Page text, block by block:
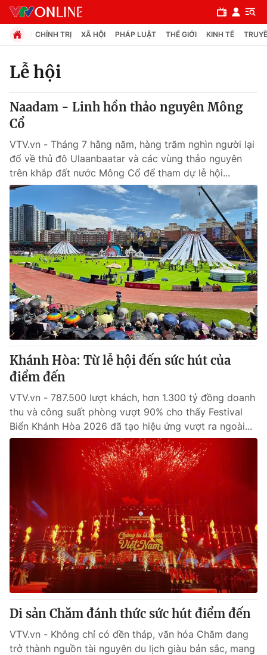
Chuyên mục
Chính trị
Xã hội
Pháp luật
Y tế
Thế giới
Tin tức
Thế giới đó đây
Câu chuyện quốc tế
Kinh tế
Tài chính
Thị trường
Góc doanh nghiệp
Dữ liệu và đời sống
Truyền hình
Hậu trường
Nhân vật
Giải trí
Điện ảnh
Đời sống
Chất lượng cuộc sống
Học trực tuyến
Công nghệ
Hitech Công nghệ tương lai
Sản phẩm
Thị trường
Tư vấn
Giao lưu trực tuyến
Lịch phát sóng
Chuyên mục khác
Emagazine Podcast
CHÍNH TRỊ XÃ HỘI PHÁP LUẬT THẾ GIỚI KINH TẾ
Lễ hội
Naadam - Linh hồn thảo nguyên Mông
Cổ
VTV.vn - Tháng 7 hằng năm, hàng trăm nghìn người lại
đổ về thủ đô Ulaanbaatar và các vùng thảo nguyên
trên khắp đất nước Mông Cổ để tham dự lễ hội...
Khánh Hòa: Từ lễ hội đến sức hút của
điểm đến
VTV.vn - 787.500 lượt khách, hơn 1.300 tỷ đồng doanh
thu và công suất phòng vượt 90% cho thấy Festival
Biển Khánh Hòa 2026 đã tạo hiệu ứng vượt ra ngoài...
Di sản Chăm đánh thức sức hút điểm đến
VTV.vn - Không chỉ có đền tháp, văn hóa Chăm đang
trở thành nguồn tài nguyên du lịch giàu bản sắc, mang